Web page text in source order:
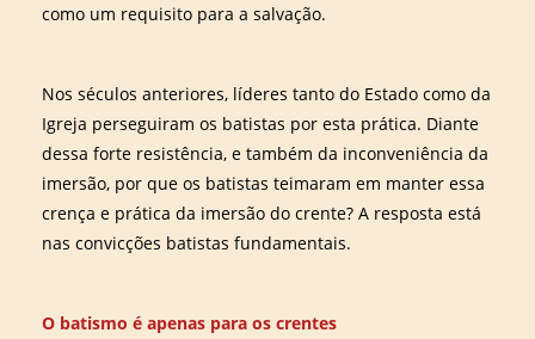
como um requisito para a salvação.
Nos séculos anteriores, líderes tanto do Estado como da
Igreja perseguiram os batistas por esta prática. Diante
dessa forte resistência, e também da inconveniência da
imersão, por que os batistas teimaram em manter essa
crença e prática da imersão do crente? A resposta está
nas convicções batistas fundamentais.
O batismo é apenas para os crentes